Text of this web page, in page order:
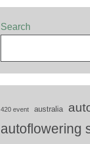
Search
420 event australia
autoflowering